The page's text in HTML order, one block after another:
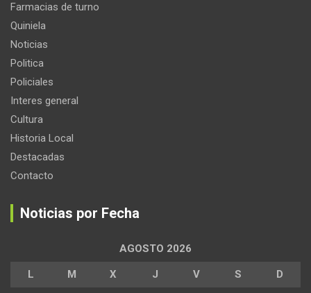
Farmacias de turno
Quiniela
Noticias
Politica
Policiales
Interes general
Cultura
Historia Local
Destacadas
Contacto
Noticias por Fecha
AGOSTO 2026
L M X J V S D